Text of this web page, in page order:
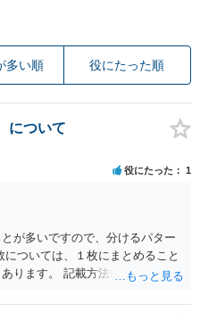
多い順 役にたった順
について
役にたった 1
が多いですので、分けるパター
ついては、１枚にまとめること
ります。 記載方法については、
良いかと考えます。